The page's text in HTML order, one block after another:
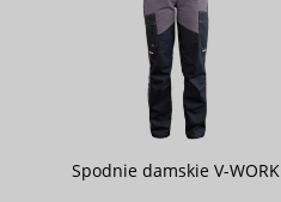
Spodnie damskie V-WORK